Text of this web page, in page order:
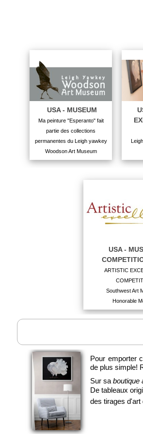
USA - MUSEUM
Ma peinture "Esperanto" fait
partie des collections
permanentes du Leigh yawkey
Woodson Art Museum
USA -
ARTISTIC
Southwest Art
Honorable
Pour emporter
de plus simple!
Sur sa boutique
De tableaux
des tirages d'art